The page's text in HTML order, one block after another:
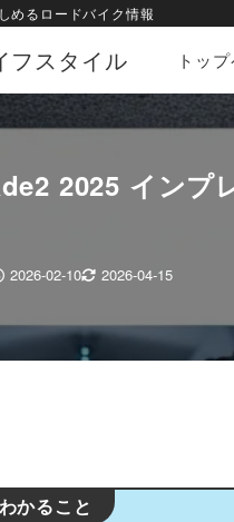
フスタイル
めるロードバイク情報
トッ
2025 インプ
2026-02-10 2026-04-15
かること